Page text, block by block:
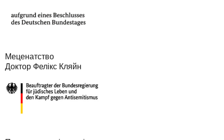
Меценатство
Доктор Фелікс Кляйн